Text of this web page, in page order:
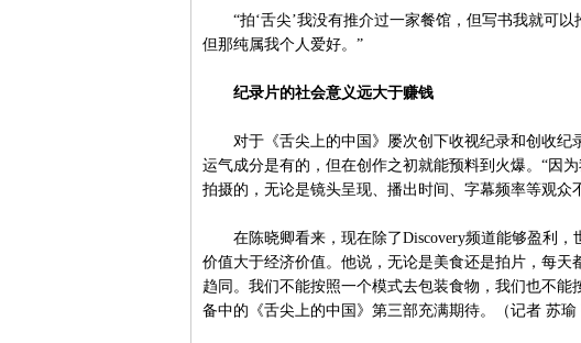
“拍‘舌尖’我没有推介过一家餐馆，但写书我就可以
但那纯属我个人爱好。”
纪录片的社会意义远大于赚钱
对于《舌尖上的中国》屡次创下收视纪录和创收纪
运气成分是有的，但在创作之初就能预料到火爆。“因
拍摄的，无论是镜头呈现、播出时间、字幕频率等观众
在陈晓卿看来，现在除了Discovery频道能够盈利，
价值大于经济价值。他说，无论是美食还是拍片，每
趋同。我们不能按照一个模式去包装食物，我们也不
备中的《舌尖上的中国》第三部充满期待。（记者 苏瑜